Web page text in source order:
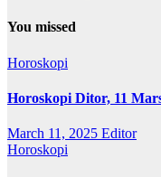
You missed
Horoskopi
Horoskopi Ditor, 11
March 11, 2025 Editor
Horoskopi